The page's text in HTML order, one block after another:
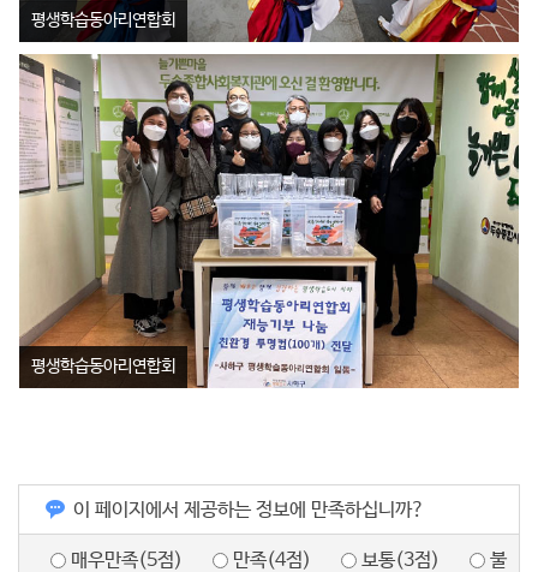
평생학습동아리연합회
평생학습동아리연합회
이 페이지에서 제공하는 정보에 만족하십니까?
매우만족(5점) 만족(4점) 보통(3점)